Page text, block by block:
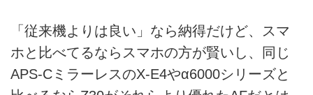
「従来機よりは良い」なら納得だけど、スマ
ホと比べてるならスマホの方が賢いし、同じ
APS-CミラーレスのX-E4やα6000シリーズと